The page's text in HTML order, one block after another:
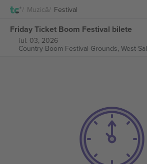
Muzică Festival
Friday Ticket Boom Festival bilete
iul. 03, 2026
Country Boom Festival Grounds, West